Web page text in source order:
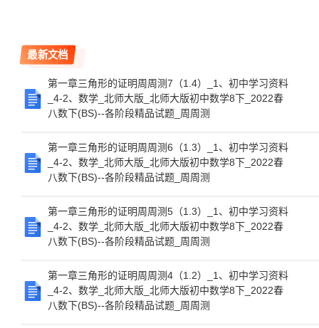
最新文档
第一章三角形的证明周周测7（1.4）_1、初中学习资料
_4-2、数学_北师大版_北师大版初中数学8下_2022春
八数下(BS)--各阶段精品试题_周周测
第一章三角形的证明周周测6（1.3）_1、初中学习资料
_4-2、数学_北师大版_北师大版初中数学8下_2022春
八数下(BS)--各阶段精品试题_周周测
第一章三角形的证明周周测5（1.3）_1、初中学习资料
_4-2、数学_北师大版_北师大版初中数学8下_2022春
八数下(BS)--各阶段精品试题_周周测
第一章三角形的证明周周测4（1.2）_1、初中学习资料
_4-2、数学_北师大版_北师大版初中数学8下_2022春
八数下(BS)--各阶段精品试题_周周测